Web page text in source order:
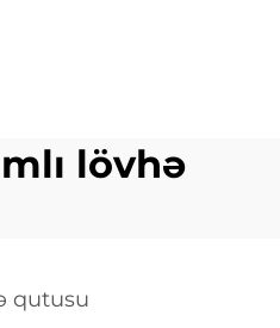
lövhə
qutusu